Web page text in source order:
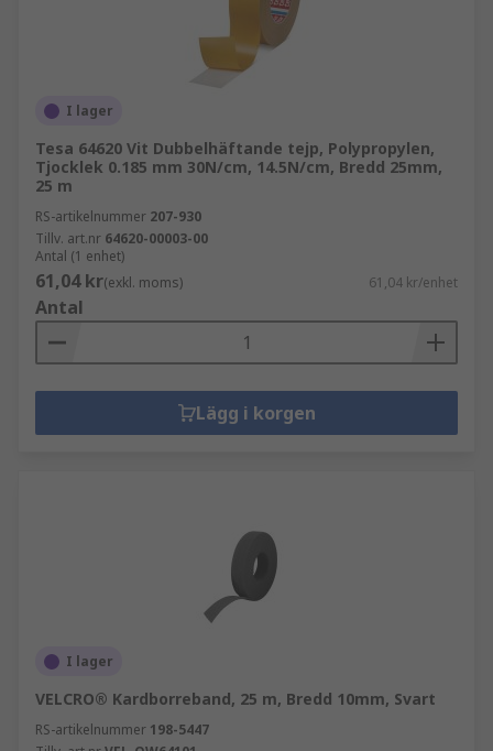
I lager
Tesa 64620 Vit Dubbelhäftande tejp, Polypropylen,
Tjocklek 0.185 mm 30N/cm, 14.5N/cm, Bredd 25mm,
25 m
RS-artikelnummer 207-930
Tillv. art.nr 64620-00003-00
Antal (1 enhet)
61,04 kr(exkl. moms) 61,04 kr/enhet
Antal
Lägg i korgen
I lager
VELCRO® Kardborreband, 25 m, Bredd 10mm, Svart
RS-artikelnummer 198-5447